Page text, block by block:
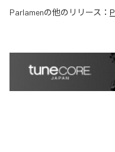
Parlamenの他のリリース：